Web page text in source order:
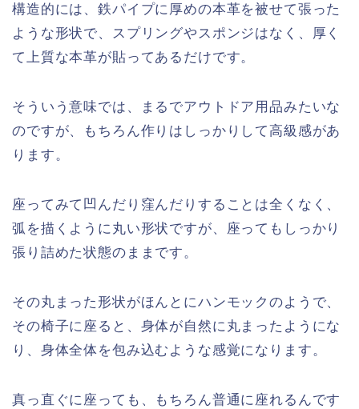
構造的には、鉄パイプに厚めの本革を被せて張った
ような形状で、スプリングやスポンジはなく、厚く
て上質な本革が貼ってあるだけです。
そういう意味では、まるでアウトドア用品みたいな
のですが、もちろん作りはしっかりして高級感があ
ります。
座ってみて凹んだり窪んだりすることは全くなく、
弧を描くように丸い形状ですが、座ってもしっかり
張り詰めた状態のままです。
その丸まった形状がほんとにハンモックのようで、
その椅子に座ると、身体が自然に丸まったようにな
り、身体全体を包み込むような感覚になります。
真っ直ぐに座っても、もちろん普通に座れるんです